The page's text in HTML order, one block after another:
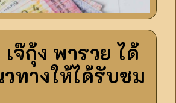
จ๊กุ้ง พารวย ได้
ทางให้ได้รับชม